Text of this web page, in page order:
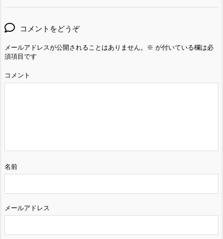
コメントをどうぞ
メールアドレスが公開されることはありません。 ※ が付いている欄は必
須項目です
コメント
名前
メールアドレス